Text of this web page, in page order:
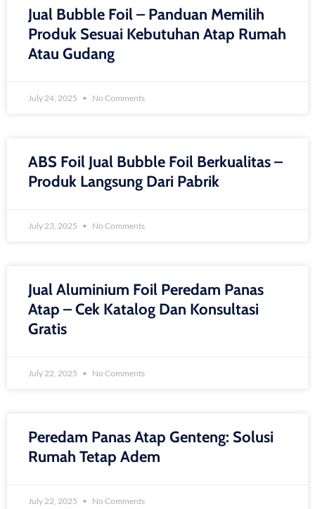
Jual Bubble Foil – Panduan Memilih
Produk Sesuai Kebutuhan Atap Rumah
Atau Gudang
July 24, 2025 No Comments
ABS Foil Jual Bubble Foil Berkualitas –
Produk Langsung Dari Pabrik
July 23, 2025 No Comments
Jual Aluminium Foil Peredam Panas
Atap – Cek Katalog Dan Konsultasi
Gratis
July 22, 2025 No Comments
Peredam Panas Atap Genteng: Solusi
Rumah Tetap Adem
July 22, 2025 No Comments